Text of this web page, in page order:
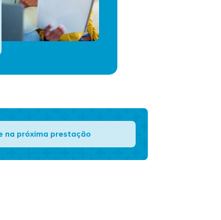
na próxima prestação